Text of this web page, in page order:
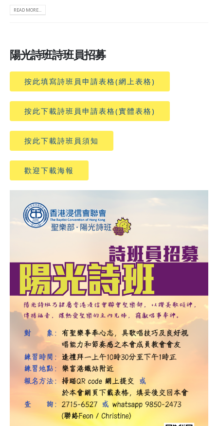
READ MORE...
陽光詩班詩班員招募
按此填寫詩班員申請表格(網上表格)
按此下載詩班員申請表格(實體表格)
按此下載詩班員須知
歡迎下載海報